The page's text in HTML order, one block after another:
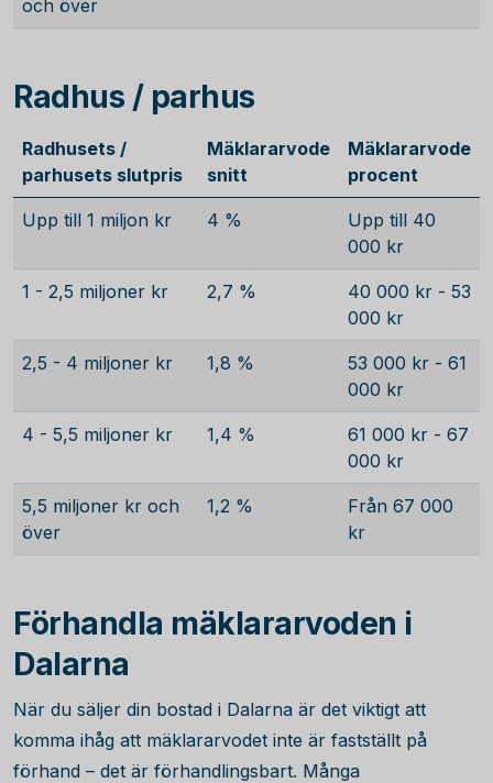
och över
Radhus / parhus
Radhusets /
parhusets slutpris
Mäklararvode
snitt
Mäklararvode
procent
Upp till 1 miljon kr 4 %
Upp till 40
000 kr
1 - 2,5 miljoner kr 2,7 %
40 000 kr - 53
000 kr
2,5 - 4 miljoner kr 1,8 %
53 000 kr - 61
000 kr
4 - 5,5 miljoner kr 1,4 %
61 000 kr - 67
000 kr
5,5 miljoner kr och
över
1,2 %
Från 67 000
kr
Förhandla mäklararvoden i
Dalarna
När du säljer din bostad i Dalarna är det viktigt att
komma ihåg att mäklararvodet inte är fastställt på
förhand – det är förhandlingsbart. Många